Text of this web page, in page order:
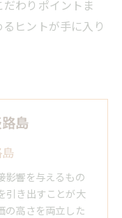
わりポイントま
ヒントが手に入り
影響を与えるもの
引き出すことが大
の高さを両立した